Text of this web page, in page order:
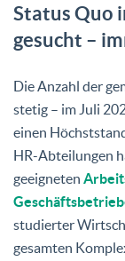
Status Quo
gesucht –
Die Anzahl der
stetig – im Juli
einen
HR-Abteilungen
geeigneten
studierter
gesamten